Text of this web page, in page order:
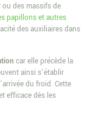
des massifs de
papillons et autres
des auxiliaires dans
car elle précède la
ainsi s’établir
du froid. Cette
efficace dès les